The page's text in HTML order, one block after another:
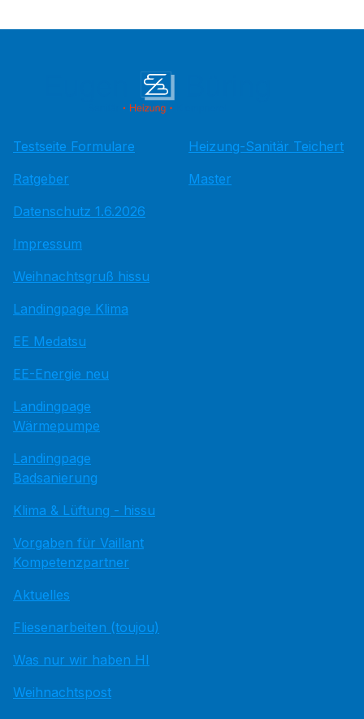
Testseite Formulare
Ratgeber
Datenschutz 1.6.2026
Impressum
Weihnachtsgruß hissu
Landingpage Klima
EE Medatsu
EE-Energie neu
Landingpage
Wärmepumpe
Landingpage
Badsanierung
Klima & Lüftung - hissu
Vorgaben für Vaillant
Kompetenzpartner
Aktuelles
Fliesenarbeiten (toujou)
Was nur wir haben HI
Weihnachtspost
Heizung-Sanitär Teichert
Master